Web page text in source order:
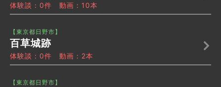
体験談：0件 動画：10本
【東京都日野市】
百草城跡
体験談：0件 動画：2本
【東京都日野市】